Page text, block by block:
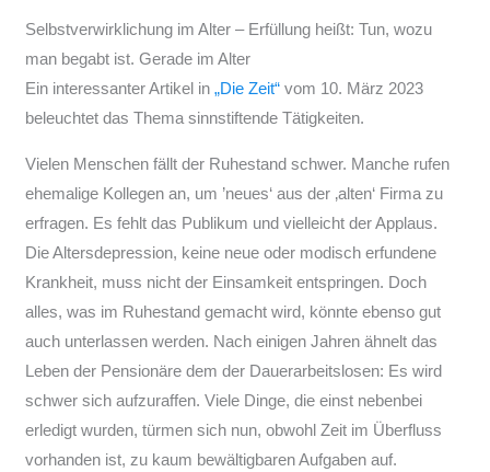
Selbstverwirklichung im Alter – Erfüllung heißt: Tun, wozu
man begabt ist. Gerade im Alter
Ein interessanter Artikel in „Die Zeit“ vom 10. März 2023
beleuchtet das Thema sinnstiftende Tätigkeiten.
Vielen Menschen fällt der Ruhestand schwer. Manche rufen
ehemalige Kollegen an, um ’neues‘ aus der ‚alten‘ Firma zu
erfragen. Es fehlt das Publikum und vielleicht der Applaus.
Die Altersdepression, keine neue oder modisch erfundene
Krankheit, muss nicht der Einsamkeit entspringen. Doch
alles, was im Ruhestand gemacht wird, könnte ebenso gut
auch unterlassen werden. Nach einigen Jahren ähnelt das
Leben der Pensionäre dem der Dauerarbeitslosen: Es wird
schwer sich aufzuraffen. Viele Dinge, die einst nebenbei
erledigt wurden, türmen sich nun, obwohl Zeit im Überfluss
vorhanden ist, zu kaum bewältigbaren Aufgaben auf.